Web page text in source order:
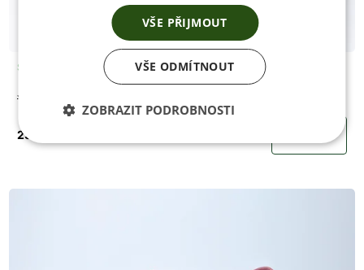
Skladem
Jenon Leather HUARACHE OCEAN
2350 Kč
VŠE PŘIJMOUT
VŠE ODMÍTNOUT
ZOBRAZIT PODROBNOSTI